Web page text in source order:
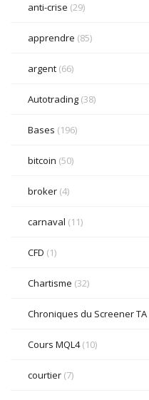
anti-crise (29)
apprendre (85)
argent (66)
Autotrading (38)
Bases (196)
bitcoin (50)
broker (4)
carnaval (11)
CFD (1)
Chartisme (32)
Chroniques du Screener TA
Cours MQL4(10)
courtier (7)